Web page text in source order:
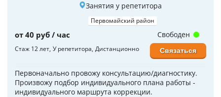
Занятия у репетитора
Первомайский район
от 40 руб / час
Стаж 12 лет У репетитора Дистанционно
Первоначально провожу консультацию/диагностику.
Произвожу подбор индивидуального плана работы -
индивидуального маршрута коррекции.
Свободен
Связаться